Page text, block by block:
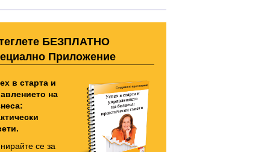
БЕЗПЛАТНО
Приложение
в старта и
на
се за